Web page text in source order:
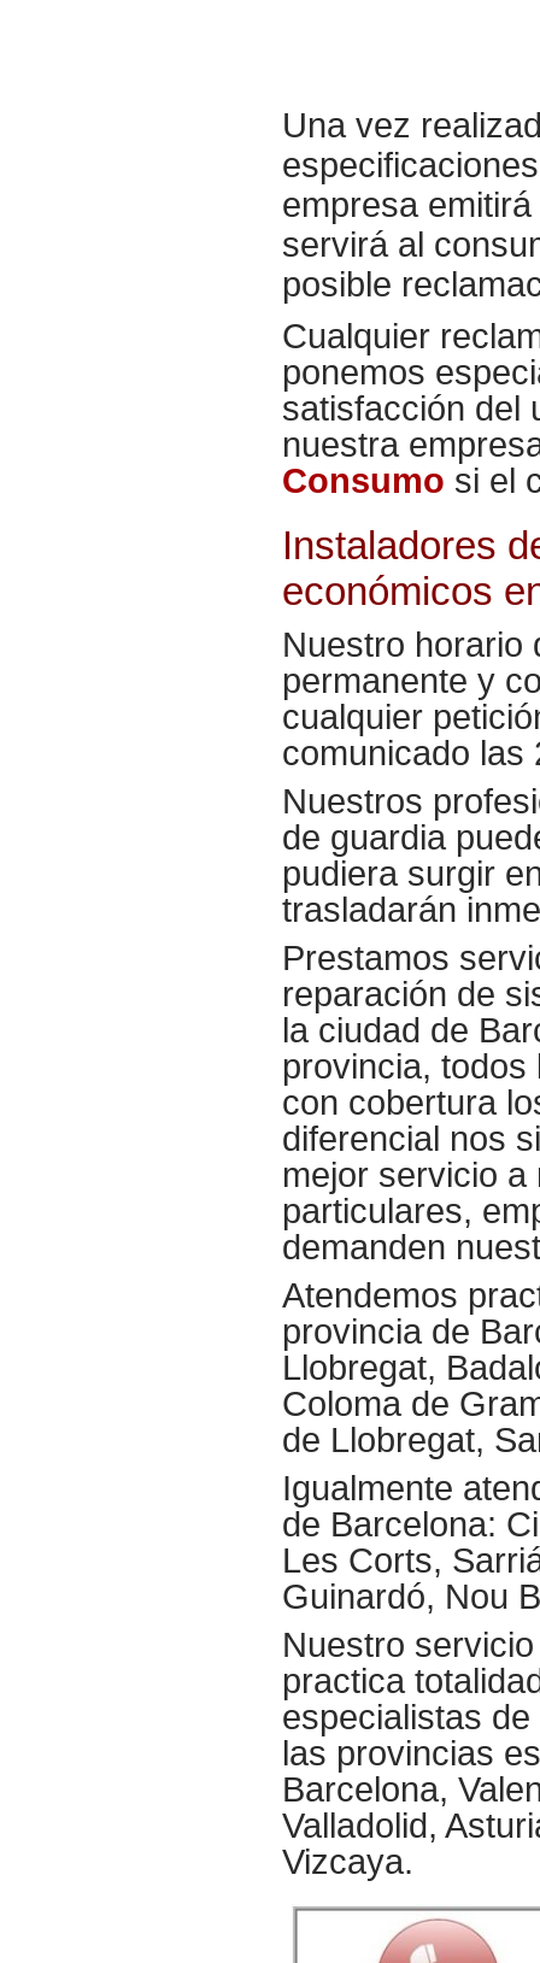
Una vez
empresa
servirá al
posible
Cualquier
ponemos
satisfacción del
nuestra
Consumo si el
Instaladores
económicos
Nuestro horario
permanente y
cualquier
comunicado las
Nuestros
de guardia
pudiera surgir
trasladarán
Prestamos
reparación de
la ciudad de
provincia,
con cobertura
diferencial nos
mejor servicio
particulares,
demanden
Atendemos
provincia de
Llobregat,
Coloma de
de Llobregat,
Igualmente
de Barcelona:
Les Corts,
Guinardó, Nou
Nuestro
practica
especialistas
las provincias
Barcelona,
Valladolid,
Vizcaya.